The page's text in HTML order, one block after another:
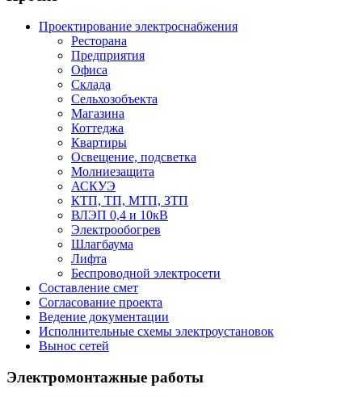
Проектирование электроснабжения
Ресторана
Предприятия
Офиса
Склада
Сельхозобъекта
Магазина
Коттеджа
Квартиры
Освещение, подсветка
Молниезащита
АСКУЭ
КТП, ТП, МТП, ЗТП
ВЛЭП 0,4 и 10кВ
Электрообогрев
Шлагбаума
Лифта
Беспроводной электросети
Составление смет
Согласование проекта
Ведение документации
Исполнительные схемы электроустановок
Вынос сетей
Электромонтажные работы